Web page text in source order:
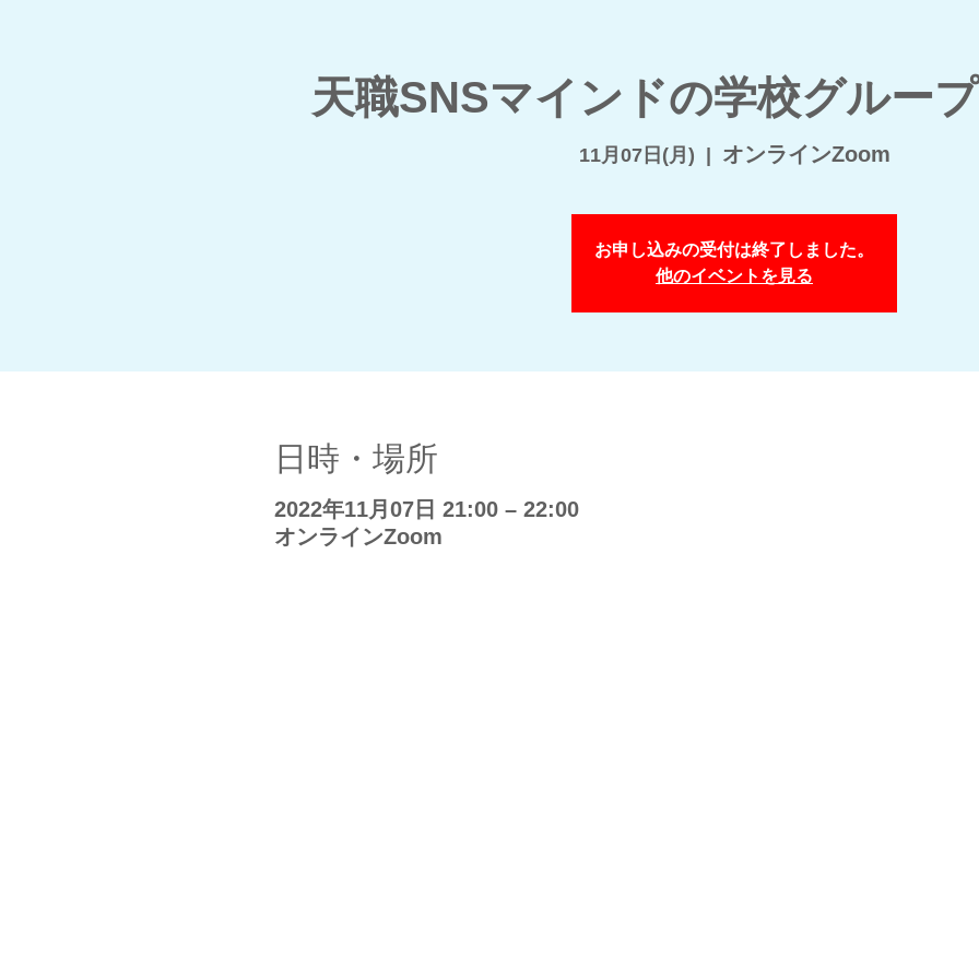
天職SNSマインドの学校グルー
11月07日(月) オンラインZoom
お申し込みの受付は終了しました。
他のイベントを見る
日時・場所
2022年11月07日 21:00 – 22:00
オンラインZoom